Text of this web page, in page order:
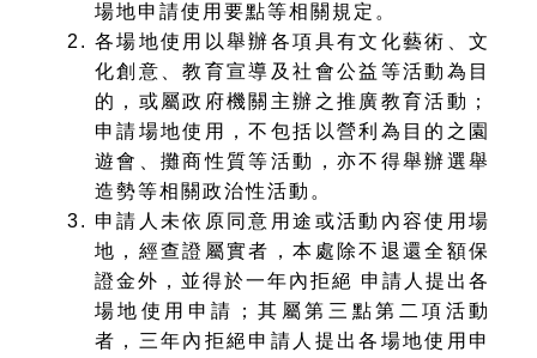
場地申請使用要點等相關規定。
各場地使用以舉辦各項具有文化藝術、文
化創意、教育宣導及社會公益等活動為目
的，或屬政府機關主辦之推廣教育活動；
申請場地使用，不包括以營利為目的之園
遊會、攤商性質等活動，亦不得舉辦選舉
造勢等相關政治性活動。
申請人未依原同意用途或活動內容使用場
地，經查證屬實者，本處除不退還全額保
證金外，並得於一年內拒絕 申請人提出各
場地使用申請；其屬第三點第二項活動
者，三年內拒絕申請人提出各場地使用申